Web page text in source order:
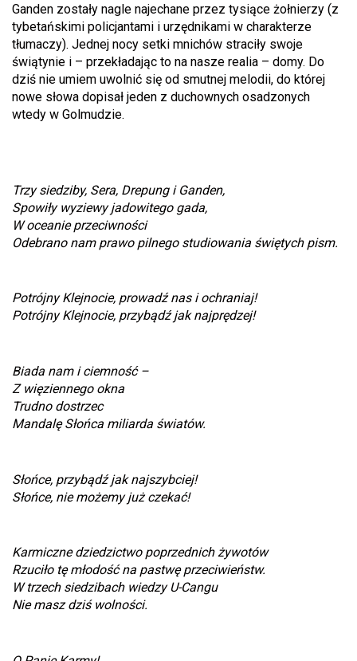
Ganden zostały nagle najechane przez tysiące żołnierzy (z
tybetańskimi policjantami i urzędnikami w charakterze
tłumaczy). Jednej nocy setki mnichów straciły swoje
świątynie i – przekładając to na nasze realia – domy. Do
dziś nie umiem uwolnić się od smutnej melodii, do której
nowe słowa dopisał jeden z duchownych osadzonych
wtedy w Golmudzie.
Trzy siedziby, Sera, Drepung i Ganden,
Spowiły wyziewy jadowitego gada,
W oceanie przeciwności
Odebrano nam prawo pilnego studiowania świętych pism.
Potrójny Klejnocie, prowadź nas i ochraniaj!
Potrójny Klejnocie, przybądź jak najprędzej!
Biada nam i ciemność –
Z więziennego okna
Trudno dostrzec
Mandalę Słońca miliarda światów.
Słońce, przybądź jak najszybciej!
Słońce, nie możemy już czekać!
Karmiczne dziedzictwo poprzednich żywotów
Rzuciło tę młodość na pastwę przeciwieństw.
W trzech siedzibach wiedzy U-Cangu
Nie masz dziś wolności.